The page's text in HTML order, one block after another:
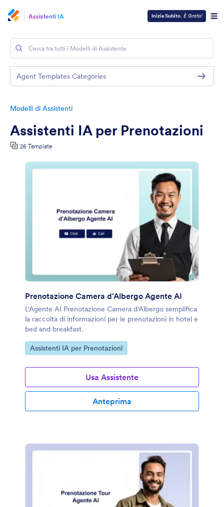
Assistenti IA Inizia Subito. È Gratis!
Modelli di Assistenti
Assistenti IA per Prenotazioni
26 Template
Prenotazione Camera d'Albergo Agente AI
L'Agente AI Prenotazione Camera d'Albergo semplifica
la raccolta di informazioni per le prenotazioni in hotel e
bed and breakfast.
Vai alla Categoria:
Assistenti IA per Prenotazioni
Usa Assistente
Anteprima
Agent Templates Categories